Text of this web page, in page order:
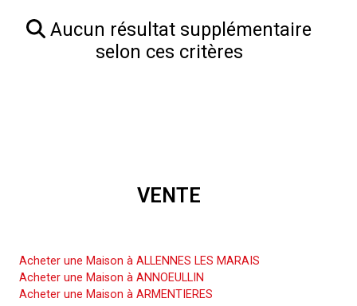
Aucun résultat supplémentaire
selon ces critères
VENTE
Acheter une Maison à ALLENNES LES MARAIS
Acheter une Maison à ANNOEULLIN
Acheter une Maison à ARMENTIERES